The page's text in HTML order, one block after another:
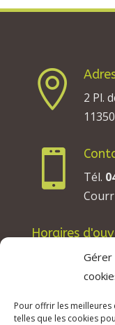
Gérer
Pour offrir les meilleures
telles que les cookies

2 Pl.

Tél.
Horaires
Les lundis,
13h30 à 17h30.
Les vendredis :